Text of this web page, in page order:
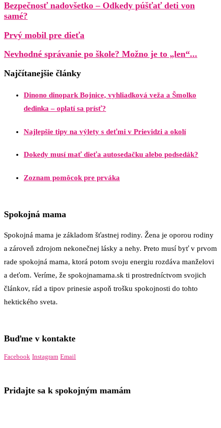
Bezpečnosť nadovšetko – Odkedy púšťať deti von
samé?
Prvý mobil pre dieťa
Nevhodné správanie po škole? Možno je to „len“...
Najčítanejšie články
Dinono dinopark Bojnice, vyhliadková veža a Šmolko
dedinka – oplatí sa prísť?
Najlepšie tipy na výlety s deťmi v Prievidzi a okolí
Dokedy musí mať dieťa autosedačku alebo podsedák?
Zoznam pomôcok pre prváka
Spokojná mama
Spokojná mama je základom šťastnej rodiny. Žena je oporou rodiny
a zároveň zdrojom nekonečnej lásky a nehy. Preto musí byť v prvom
rade spokojná mama, ktorá potom svoju energiu rozdáva manželovi
a deťom. Veríme, že spokojnamama.sk ti prostredníctvom svojich
článkov, rád a tipov prinesie aspoň trošku spokojnosti do tohto
hektického sveta.
Buďme v kontakte
Facebook Instagram Email
Pridajte sa k spokojným mamám